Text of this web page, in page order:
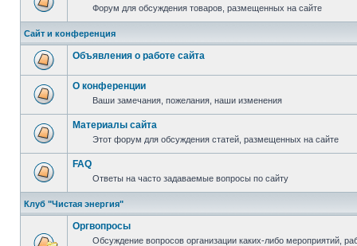
Форум для обсуждения товаров, размещенных на сайте
Сайт и конференция
Объявления о работе сайта
О конференции
Ваши замечания, пожелания, наши изменения
Материалы сайта
Этот форум для обсуждения статей, размещенных на сайте
FAQ
Ответы на часто задаваемые вопросы по сайту
Клуб "Чистая энергия"
Оргвопросы
Обсуждение вопросов организации каких-либо мероприятий,